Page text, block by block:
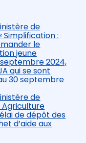
de
Simplification :
le
jeune
2024,
qui se sont
30 septembre
de
Agriculture
de dépôt des
d’aide aux